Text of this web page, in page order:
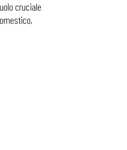
cruciale